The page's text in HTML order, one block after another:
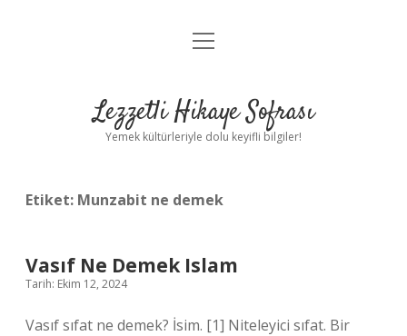
Anasayfa
Yasal Uyarı
menüyü
Lezzetli Hikaye Sofrası
Yemek kültürleriyle dolu keyifli bilgiler!
Etiket: Munzabit ne demek
Vasıf Ne Demek Islam
Tarih: Ekim 12, 2024
Vasıf sıfat ne demek? İsim. [1] Niteleyici sıfat. Bir